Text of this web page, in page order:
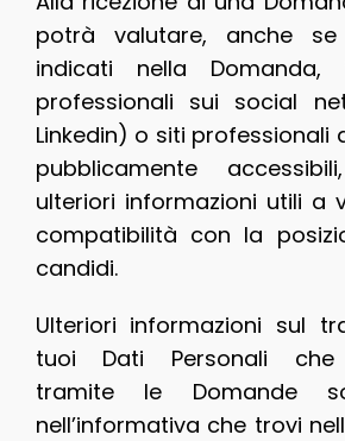
potrà valutare, anche
indicati nella
professionali sui social
Linkedin) o siti professionali
pubblicamente
ulteriori informazioni utili a
compatibilità con la
candidi.
Ulteriori informazioni sul
tuoi Dati Personali che
tramite le Domande
nell’informativa che trovi